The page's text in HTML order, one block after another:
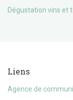
Dégustation vins et
Liens
Agence de